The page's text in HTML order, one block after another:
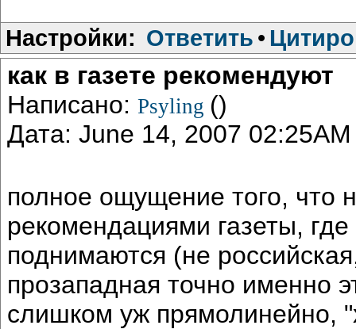
Настройки: Ответить •
как в газете рекомендуют
Написано: Psyling ()
Дата: June 14, 2007 02:25AM
полное ощущение того, что
рекомендациями газеты,
поднимаются (не
прозападная точно именно
слишком уж прямолинейно,